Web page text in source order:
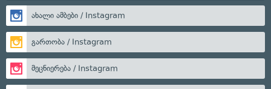
ახალი ამბები / Instagram
გართობა / Instagram
მეცნიერება / Instagram